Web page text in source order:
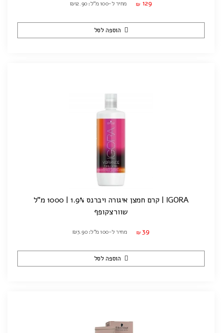
₪ 129 מחיר ל-100 מ"ל: ₪12.90
הוספה לסל
IGORA | קרם חמצן איגורה ויברנס 1.9% | 1000 מ"ל
שוורצקופף
₪ 39 מחיר ל-100 מ"ל: ₪3.90
הוספה לסל